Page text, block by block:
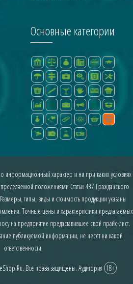
Основные категории
информационный характер и ни при каких условиях
положениями Статьи 437 Гражданского
типы, виды и стоимость продукции указаны
Точные цены и характеристики предлагаемых
на предприятие предаставившее свой прайс-лист.
публикуемой информации, не несет ни какой
ответственности.
. Все права защищены. Аудитория 18+